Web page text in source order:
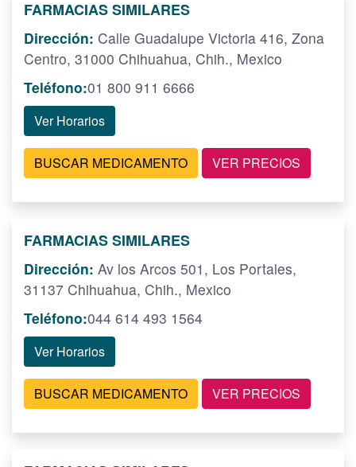
FARMACIAS SIMILARES
Dirección: Calle Guadalupe Victoria 416, Zona
Centro, 31000 Chihuahua, Chih., Mexico
Teléfono:01 800 911 6666
Ver Horarios
BUSCAR MEDICAMENTO VER PRECIOS
FARMACIAS SIMILARES
Dirección: Av los Arcos 501, Los Portales,
31137 Chihuahua, Chih., Mexico
Teléfono:044 614 493 1564
Ver Horarios
BUSCAR MEDICAMENTO VER PRECIOS